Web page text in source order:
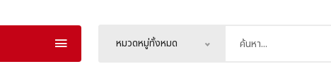
หมวดหมู่ทั้งหมด